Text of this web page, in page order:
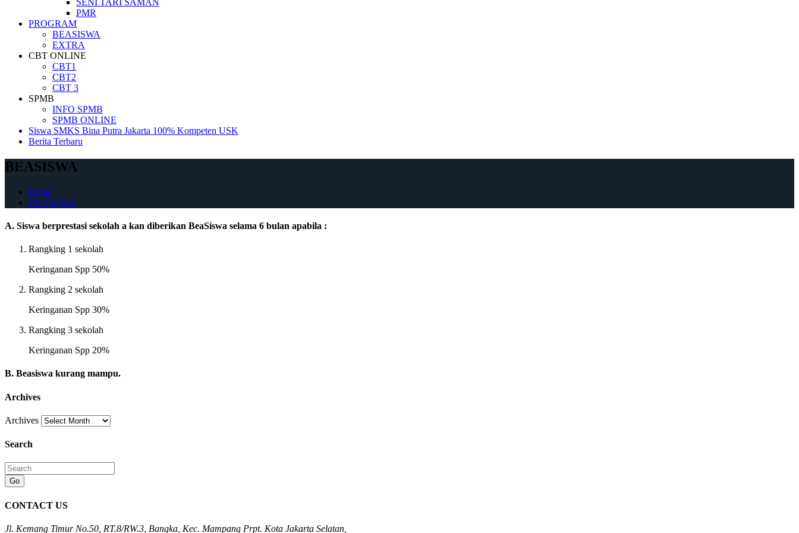
PMR
PROGRAM
BEASISWA
EXTRA
CBT ONLINE
CBT1
CBT2
CBT 3
SPMB
INFO SPMB
SPMB ONLINE
Siswa SMKS Bina Putra Jakarta 100% Kompeten USK
Berita Terbaru
BEASISWA
Home
BEASISWA
A. Siswa berprestasi sekolah a kan diberikan BeaSiswa selama 6 bulan apabila :
Rangking 1 sekolah
Keringanan Spp 50%
Rangking 2 sekolah
Keringanan Spp 30%
Rangking 3 sekolah
Keringanan Spp 20%
B. Beasiswa kurang mampu.
Archives
Archives
Search
Go
CONTACT US
Jl. Kemang Timur No.50, RT.8/RW.3, Bangka, Kec. Mampang Prpt. Kota Jakarta Selatan,